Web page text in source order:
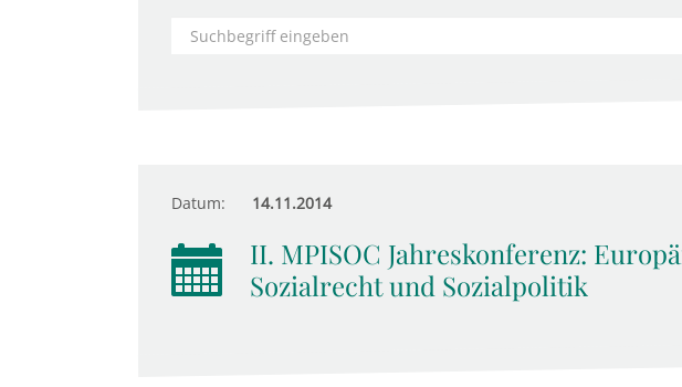
Datum: 14.11.2014
II. MPISOC Jahreskonferenz:
Sozialrecht und Sozialpolitik